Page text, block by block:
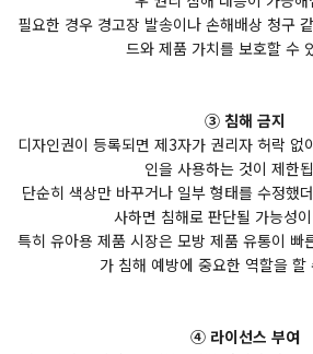
필요한 경우 경고장 발송이나 손해배상 청구
드와 제품 가치를 보호할 수
③ 침해 금지
디자인권이 등록되면 제3자가 권리자 허락 없
인을 사용하는 것이 제한
단순히 색상만 바꾸거나 일부 형태를 수정했
사하면 침해로 판단될 가능성
특히 유아용 제품 시장은 모방 제품 유통이 빠
가 침해 예방에 중요한 역할을 할
④ 라이선스 부여